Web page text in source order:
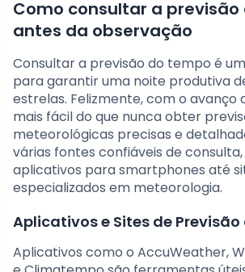
Como consultar a
antes da observação
Consultar a previsão do tempo é
para garantir uma noite produtiva
estrelas. Felizmente, com o avanço
mais fácil do que nunca obter
meteorológicas precisas e
várias fontes confiáveis de
aplicativos para smartphones até
especializados em meteorologia.
Aplicativos e Sites de Previsão
Aplicativos como o AccuWeather,